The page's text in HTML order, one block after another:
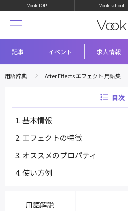
Vook TOP Vook school
記事 イベント 求人情報
用語辞典 After Effects エフェクト 用語集
目次
基本情報
エフェクトの特徴
オススメのプロパティ
使い方例
用語解説